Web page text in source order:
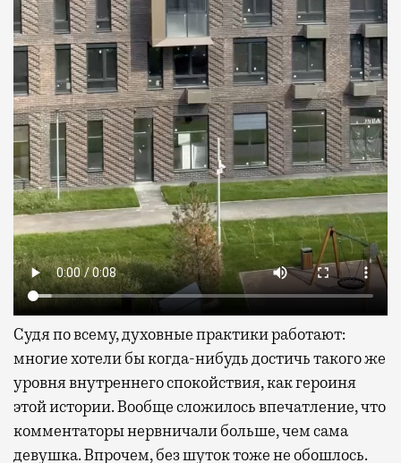
Судя по всему, духовные практики работают:
многие хотели бы когда-нибудь достичь такого же
уровня внутреннего спокойствия, как героиня
этой истории. Вообще сложилось впечатление, что
комментаторы нервничали больше, чем сама
девушка. Впрочем, без шуток тоже не обошлось.